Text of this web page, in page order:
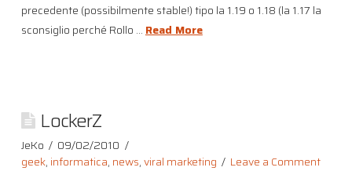
precedente (possibilmente stable!) tipo la 1.19 o 1.18 (la 1.17 la
sconsiglio perché Rollo … Read More
LockerZ
JeKo
09/02/2010
geek, informatica, news,viral marketing Leave a Comment